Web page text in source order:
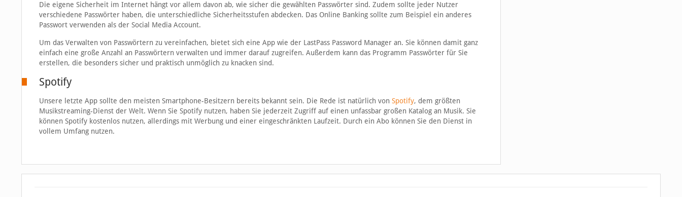
Die eigene Sicherheit im Internet hängt vor allem davon ab, wie sicher die gewählten Passwörter sind. Zudem sollte jeder Nutzer
verschiedene Passwörter haben, die unterschiedliche Sicherheitsstufen abdecken. Das Online Banking sollte zum Beispiel ein anderes
Passwort verwenden als der Social Media Account.
Um das Verwalten von Passwörtern zu vereinfachen, bietet sich eine App wie der LastPass Password Manager an. Sie können damit ganz
einfach eine große Anzahl an Passwörtern verwalten und immer darauf zugreifen. Außerdem kann das Programm Passwörter für Sie
erstellen, die besonders sicher und praktisch unmöglich zu knacken sind.
Spotify
Unsere letzte App sollte den meisten Smartphone-Besitzern bereits bekannt sein. Die Rede ist natürlich von Spotify, dem größten
Musikstreaming-Dienst der Welt. Wenn Sie Spotify nutzen, haben Sie jederzeit Zugriff auf einen unfassbar großen Katalog an Musik. Sie
können Spotify kostenlos nutzen, allerdings mit Werbung und einer eingeschränkten Laufzeit. Durch ein Abo können Sie den Dienst in
vollem Umfang nutzen.